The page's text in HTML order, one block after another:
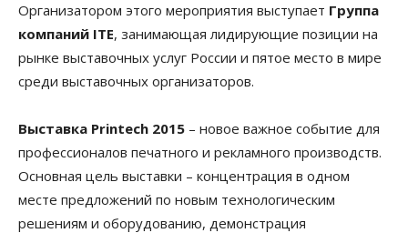
Организатором этого мероприятия выступает Группа
компаний ITE, занимающая лидирующие позиции на
рынке выставочных услуг России и пятое место в мире
среди выставочных организаторов.
Выставка Printech 2015 – новое важное событие для
профессионалов печатного и рекламного производств.
Основная цель выставки – концентрация в одном
месте предложений по новым технологическим
решениям и оборудованию, демонстрация